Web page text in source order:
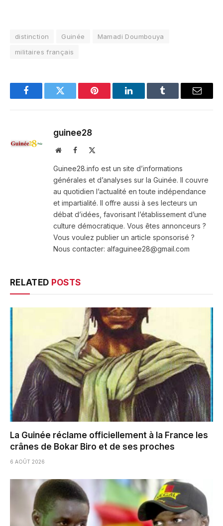
distinction Guinée
Mamadi Doumbouya
militaires français
FacebookTwitter Pinterest LinkedInTumblr Email
guinee28
WebsiteFacebook
Guinee28.info est un site d’informations
générales et d’analyses sur la Guinée. Il couvre
au quotidien l’actualité en toute indépendance
et impartialité. Il offre aussi à ses lecteurs un
débat d’idées, favorisant l’établissement d’une
culture démocratique. Vous êtes annonceurs ?
Vous voulez publier un article sponsorisé ?
Nous contacter: alfaguinee28@gmail.com
RELATED POSTS
La Guinée réclame officiellement à la France les
crânes de Bokar Biro et de ses proches
6 AOÛT 2026